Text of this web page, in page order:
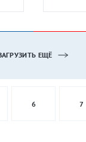
ЕЩЁ
6 7